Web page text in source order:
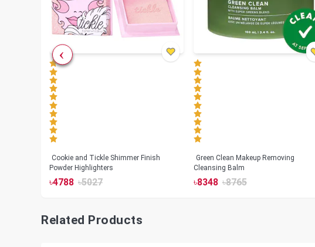
Cookie and Tickle Shimmer Finish
Powder Highlighters
৳4788 ৳5027
Green Clean Makeup Removing
Cleansing Balm
৳8348 ৳8765
Related Products